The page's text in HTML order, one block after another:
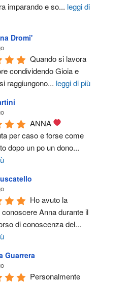
imparando e so... leggi di
Dromi'
Quando si lavora
condividendo Gioia e
raggiungono... leggi di più
ANNA
per caso e forse come
dopo un po un dono...
Ho avuto la
Anna durante il
di conoscenza del...
Guarrera
Personalmente